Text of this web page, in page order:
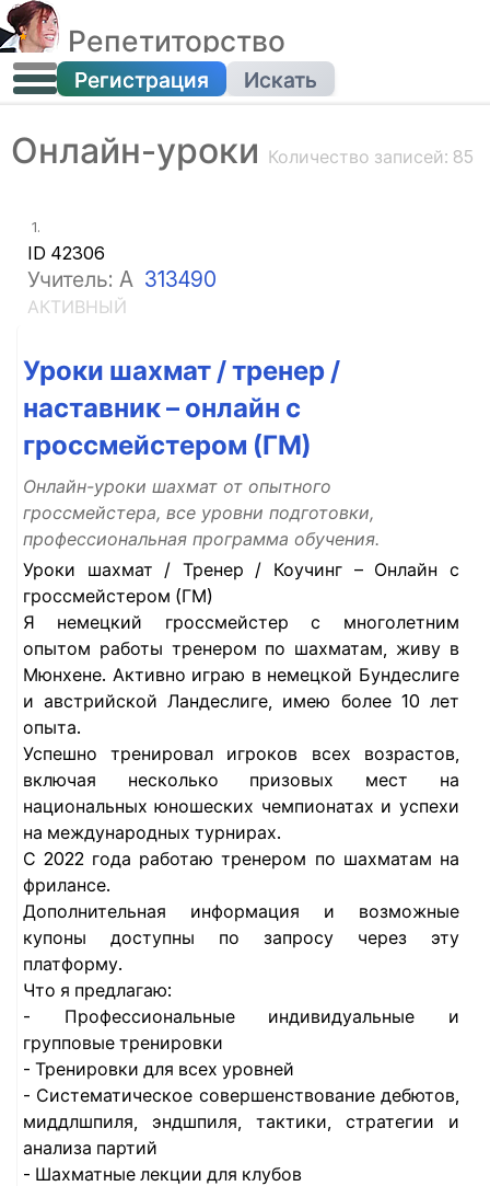
Репетиторство
Регистрация Искать
Онлайн-уроки Количество записей: 85
1.
ID 42306
Учитель: A 313490
АКТИВНЫЙ
Уроки шахмат / тренер /
наставник – онлайн с
гроссмейстером (ГМ)
Онлайн-уроки шахмат от опытного
гроссмейстера, все уровни подготовки,
профессиональная программа обучения.
Уроки шахмат / Тренер / Коучинг – Онлайн с
гроссмейстером (ГМ)
Я немецкий гроссмейстер с многолетним
опытом работы тренером по шахматам, живу в
Мюнхене. Активно играю в немецкой Бундеслиге
и австрийской Ландеслиге, имею более 10 лет
опыта.
Успешно тренировал игроков всех возрастов,
включая несколько призовых мест на
национальных юношеских чемпионатах и ​​успехи
на международных турнирах.
С 2022 года работаю тренером по шахматам на
фрилансе.
Дополнительная информация и возможные
купоны доступны по запросу через эту
платформу.
Что я предлагаю:
- Профессиональные индивидуальные и
групповые тренировки
- Тренировки для всех уровней
- Систематическое совершенствование дебютов,
миддлшпиля, эндшпиля, тактики, стратегии и
анализа партий
- Шахматные лекции для клубов